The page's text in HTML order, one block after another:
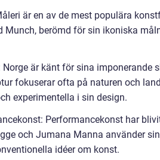
är en av de mest populära
Munch, berömd för sin ikoniska
Norge är känt för sina imponerande
fokuserar ofta på naturen och
experimentella i sin design.
Performancekonst har
och Jumana Manna använder
idéer om konst.